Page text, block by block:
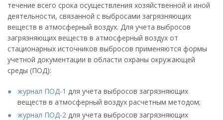
течение всего срока осуществления хозяйственной и иной
деятельности, связанной с выбросами загрязняющих
веществ в атмосферный воздух. Для учета выбросов
загрязняющих веществ в атмосферный воздух от
стационарных источников выбросов применяются формы
учетной документации в области охраны окружающей
среды (ПОД):
журнал ПОД-1 для учета выбросов загрязняющих
веществ в атмосферный воздух расчетным методом;
журнал ПОД-2 для учета выбросов загрязняющих